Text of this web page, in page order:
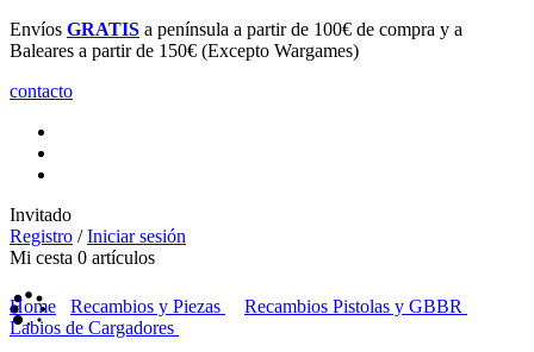
Envíos GRATIS a península a partir de 100€ de compra y a
Baleares a partir de 150€ (Excepto Wargames)
contacto
Invitado
Registro /Iniciar sesión
Mi cesta 0 artículos
Home Recambios y Piezas
Recambios Pistolas y GBBR
Labios de Cargadores